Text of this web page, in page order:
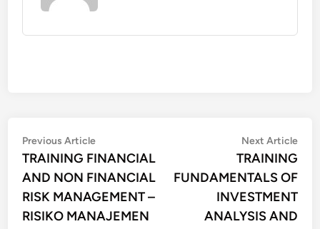
Post
navigation
Previous ArticlePrevious
article:
TRAINING FINANCIAL
AND NON FINANCIAL
RISK MANAGEMENT –
RISIKO MANAJEMEN
Next Article
TRAINING
FUNDAMENTALS OF
INVESTMENT
ANALYSIS AND